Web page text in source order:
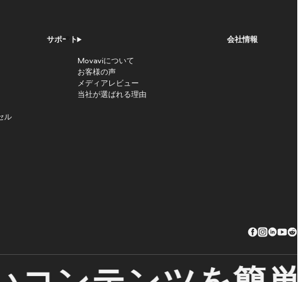
サポート
ル
会社情報
Movaviについて
お客様の声
メディアレビュー
当社が選ばれる理由